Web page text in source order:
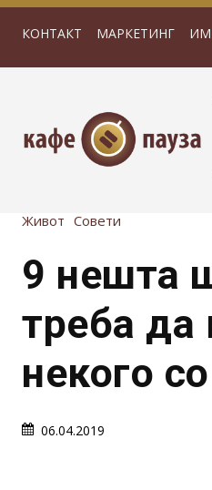
КОНТАКТ МАРКЕТИНГ
Живот Совети
9 нешта
треба да
некого
06.04.2019